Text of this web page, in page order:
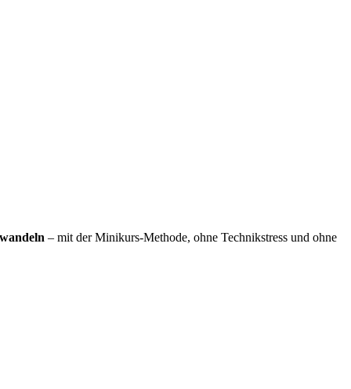
– mit der Minikurs-Methode, ohne Technikstress und ohne